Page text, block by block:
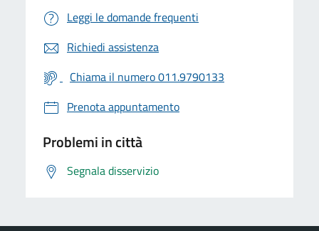
Leggi le domande frequenti
Richiedi assistenza
Chiama il numero 011.9790133
Prenota appuntamento
Problemi in città
Segnala disservizio